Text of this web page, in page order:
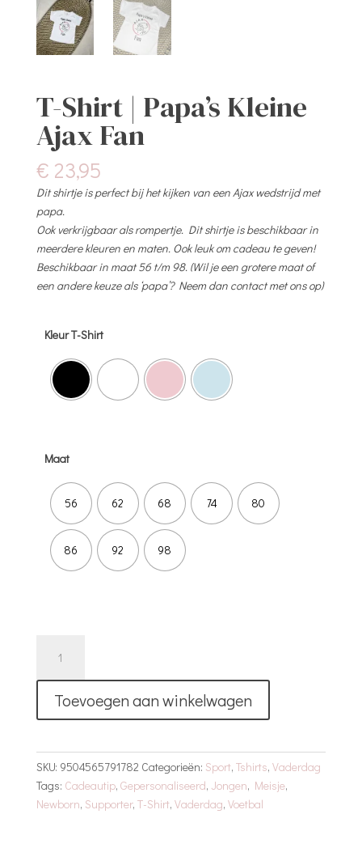
T-Shirt | Papa’s Kleine
Ajax Fan
€ 23,95
Dit shirtje is perfect bij het kijken van een Ajax wedstrijd met
papa.
Ook verkrijgbaar als rompertje. Dit shirtje is beschikbaar in
meerdere kleuren en maten. Ook leuk om cadeau te geven!
Beschikbaar in maat 56 t/m 98. (Wil je een grotere maat of
een andere keuze als ‘papa’? Neem dan contact met ons op)
Kleur T-Shirt
Maat
56 62 68 74 80
86 92 98
|
Papa's
Kleine
Fan
aantal
Toevoegen aan winkelwagen
SKU: 9504565791782 Categorieën: Sport, Tshirts, Vaderdag
Tags: Cadeautip, Gepersonaliseerd, Jongen, Meisje,
Newborn, Supporter, T-Shirt, Vaderdag, Voetbal